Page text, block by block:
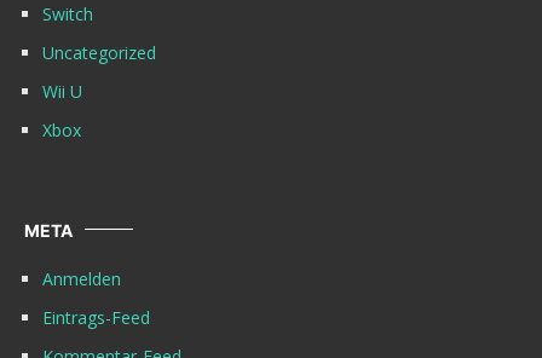
Switch
Uncategorized
Wii U
Xbox
META
Anmelden
Eintrags-Feed